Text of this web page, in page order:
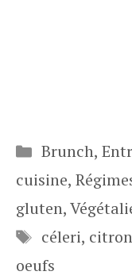
Catégories
Brunch,
cuisine,
gluten,
Étiquettes
céleri, citron
oeufs